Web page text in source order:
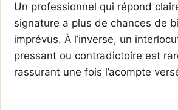
Un professionnel qui répond
signature a plus de chances de
imprévus. À l’inverse, un
pressant ou contradictoire est
rassurant une fois l’acompte